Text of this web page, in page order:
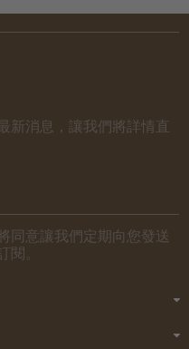
新消息，讓我們將詳情直
同意讓我們定期向您發送
閱。